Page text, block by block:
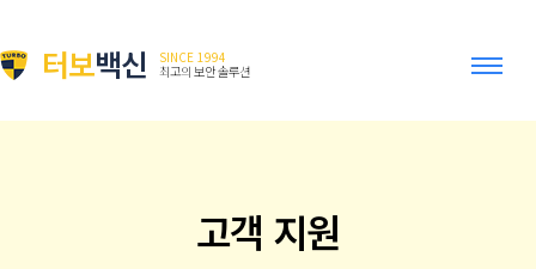
터보백신
SINCE 1994
최고의 보안 솔루션
고객 지원